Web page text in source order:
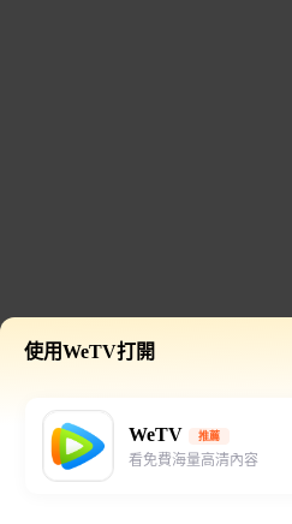
使用WeTV打開
WeTV 推薦
看免費海量高清內容